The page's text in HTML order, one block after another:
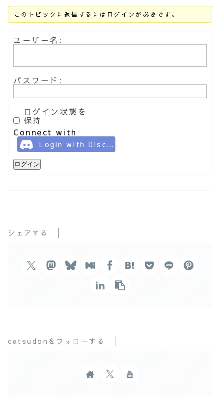
このトピックに返信するにはログインが必要です。
ユーザー名:
パスワード:
ログイン状態を
保持
Connect with
Login with Discord
ログイン
シェアする
catsudonをフォローする